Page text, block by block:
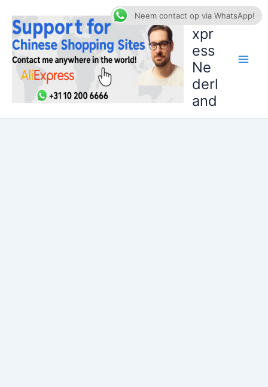
naar
inhoud
AliE
xpr
ess
Ne
derl
and
Neem contact op via WhatsApp!